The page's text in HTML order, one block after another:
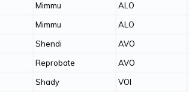
Mimmu ALO
Mimmu ALO
Shendi AVO
Reprobate AVO
Shady VOI